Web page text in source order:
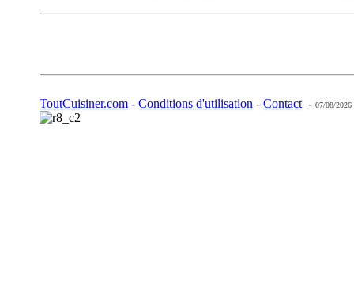
ToutCuisiner.com - Conditions d'utilisation - Contact - 07/08/2026